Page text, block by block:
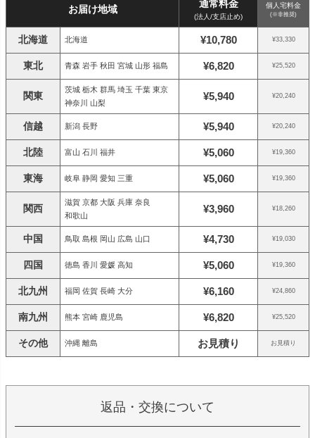
お届け地域 通常料金
(法人/支店止め)
個人宅料金
(※非推奨)
北海道 北海道 ¥10,780 ¥33,330
東北 青森 岩手 秋田 宮城 山形 福島 ¥6,820 ¥25,520
関東
茨城 栃木 群馬 埼玉 千葉 東京
神奈川 山梨
¥5,940 ¥20,240
信越 新潟 長野 ¥5,940 ¥20,240
北陸 富山 石川 福井 ¥5,060 ¥19,360
東海 岐阜 静岡 愛知 三重 ¥5,060 ¥19,360
関西
滋賀 京都 大阪 兵庫 奈良
和歌山
¥3,960 ¥18,260
中国 鳥取 島根 岡山 広島 山口 ¥4,730 ¥19,030
四国 徳島 香川 愛媛 高知 ¥5,060 ¥19,360
北九州 福岡 佐賀 長崎 大分 ¥6,160 ¥24,860
南九州 熊本 宮崎 鹿児島 ¥6,820 ¥25,520
その他 沖縄 離島 お見積り お見積り
返品・交換について